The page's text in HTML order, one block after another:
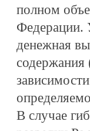
полном
Федерации.
денежная
содержания
В случае